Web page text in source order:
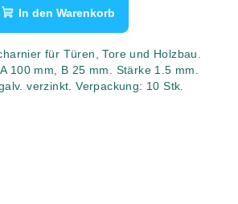
In den Warenkorb
für Türen, Tore und Holzbau.
100 mm, B 25 mm. Stärke 1.5 mm.
verzinkt. Verpackung: 10 Stk.